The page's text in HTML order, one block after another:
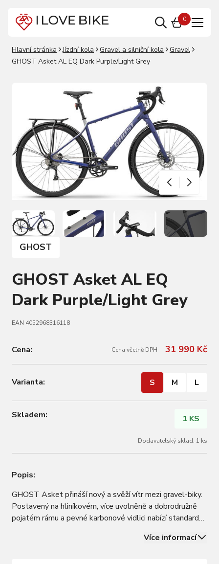
0
Hlavní stránka Jízdní kola Gravel a silniční kola
Gravel
GHOST Asket AL EQ Dark Purple/Light Grey
GHOST
GHOST Asket AL EQ
Dark Purple/Light Grey
EAN 4052968316118
Cena: Cena včetně DPH 31 990 Kč
Varianta: S M L
Skladem: 1 KS
Dodavatelský sklad: 1 ks
Popis:
GHOST Asket přináší nový a svěží vítr mezi gravel-biky.
Postavený na hliníkovém, více uvolněně a dobrodružně
pojatém rámu a pevné karbonové vidlici nabízí standardní
vidlici má výše položené hlavové složení, zatímco zadní
Více informací